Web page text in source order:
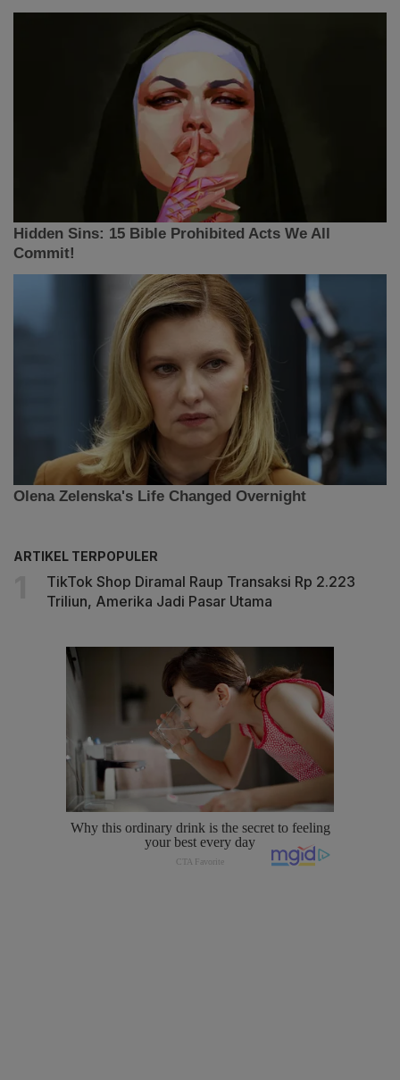
ARTIKEL TERPOPULER
TikTok Shop Diramal Raup Transaksi Rp 2.223
Triliun, Amerika Jadi Pasar Utama